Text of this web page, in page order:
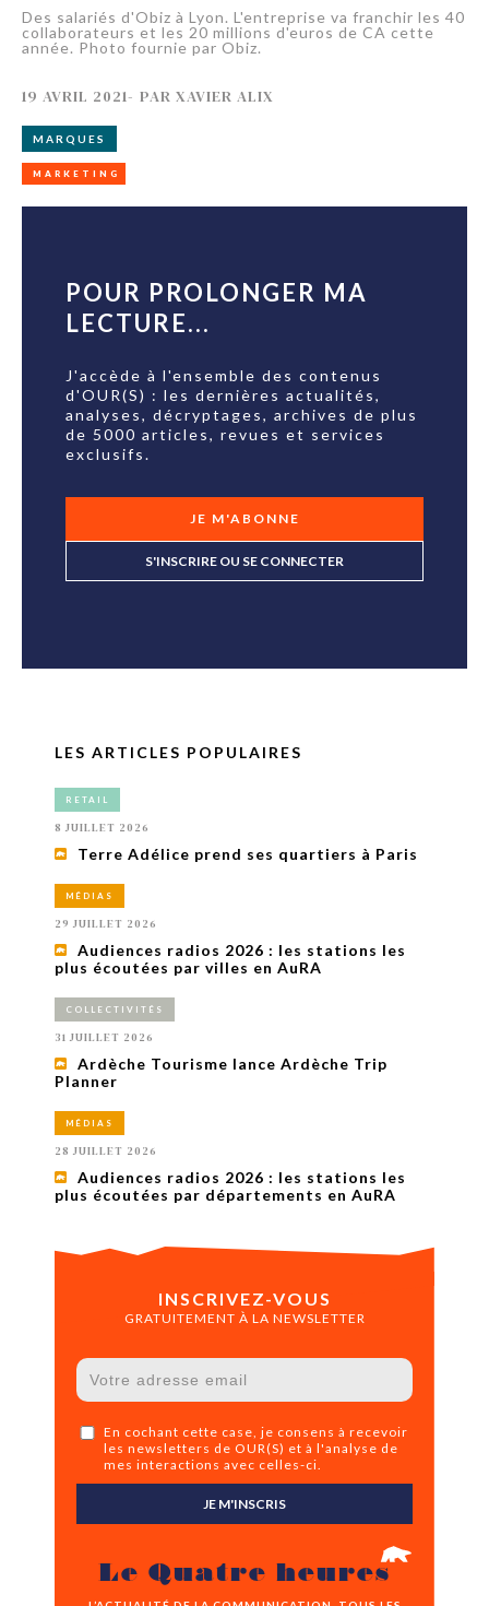
Des salariés d'Obiz à Lyon. L'entreprise va franchir les 40
collaborateurs et les 20 millions d'euros de CA cette
année. Photo fournie par Obiz.
19 AVRIL 2021- PAR XAVIER ALIX
MARQUES
MARKETING
POUR PROLONGER MA
LECTURE...
J'accède à l'ensemble des contenus
d'OUR(S) : les dernières actualités,
analyses, décryptages, archives de plus
de 5000 articles, revues et services
exclusifs.
JE M'ABONNE
S'INSCRIRE OU SE CONNECTER
LES ARTICLES POPULAIRES
RETAIL
8 JUILLET 2026
Terre Adélice prend ses quartiers à Paris
MÉDIAS
29 JUILLET 2026
Audiences radios 2026 : les stations les
plus écoutées par villes en AuRA
COLLECTIVITÉS
31 JUILLET 2026
Ardèche Tourisme lance Ardèche Trip
Planner
MÉDIAS
28 JUILLET 2026
Audiences radios 2026 : les stations les
plus écoutées par départements en AuRA
INSCRIVEZ-VOUS
GRATUITEMENT À LA NEWSLETTER
En cochant cette case, je consens à recevoir
les newsletters de OUR(S) et à l'analyse de
mes interactions avec celles-ci.
JE M'INSCRIS
Le Quatre heures